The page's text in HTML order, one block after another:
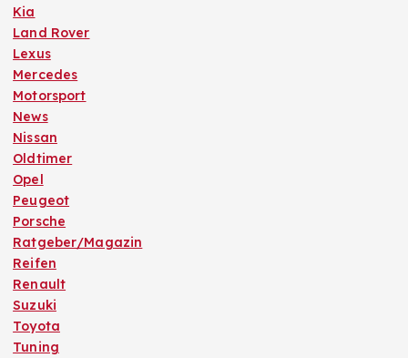
Kia
Land Rover
Lexus
Mercedes
Motorsport
News
Nissan
Oldtimer
Opel
Peugeot
Porsche
Ratgeber/Magazin
Reifen
Renault
Suzuki
Toyota
Tuning